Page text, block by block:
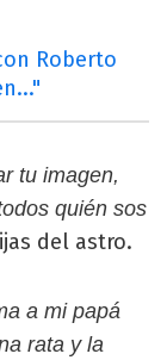
Roberto
tu imagen,
quién sos
del astro.
a mi papá
rata y la